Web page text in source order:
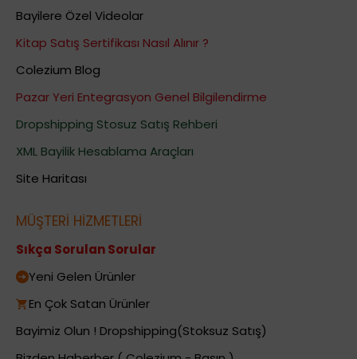
Bayilere Özel Videolar
Kitap Satış Sertifikası Nasıl Alınır ?
Colezium Blog
Pazar Yeri Entegrasyon Genel Bilgilendirme
Dropshipping Stosuz Satış Rehberi
XML Bayilik Hesablama Araçları
Site Haritası
MÜŞTERİ HİZMETLERİ
Sıkça Sorulan Sorular
Yeni Gelen Ürünler
En Çok Satan Ürünler
Bayimiz Olun ! Dropshipping(Stoksuz Satış)